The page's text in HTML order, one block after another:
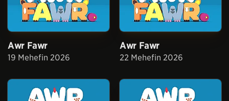
Awr Fawr
19 Mehefin 2026
Awr Fawr
22 Mehefin 2026